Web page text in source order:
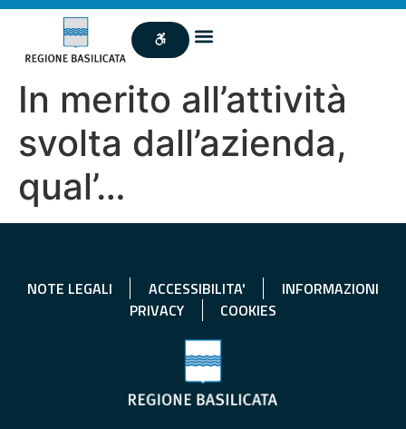
In merito all’attività
svolta dall’azienda,
qual’…
NOTE LEGALI ACCESSIBILITA'
INFORMAZIONI
PRIVACY
COOKIES